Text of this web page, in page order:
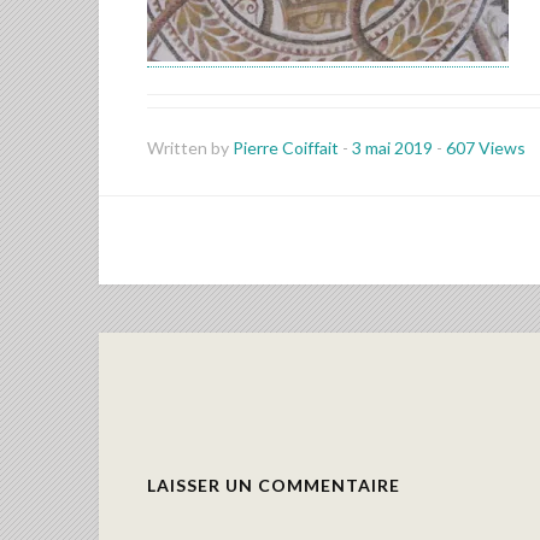
Written by Pierre Coiffait - 3 mai 2019 - 607 Views
LAISSER UN COMMENTAIRE